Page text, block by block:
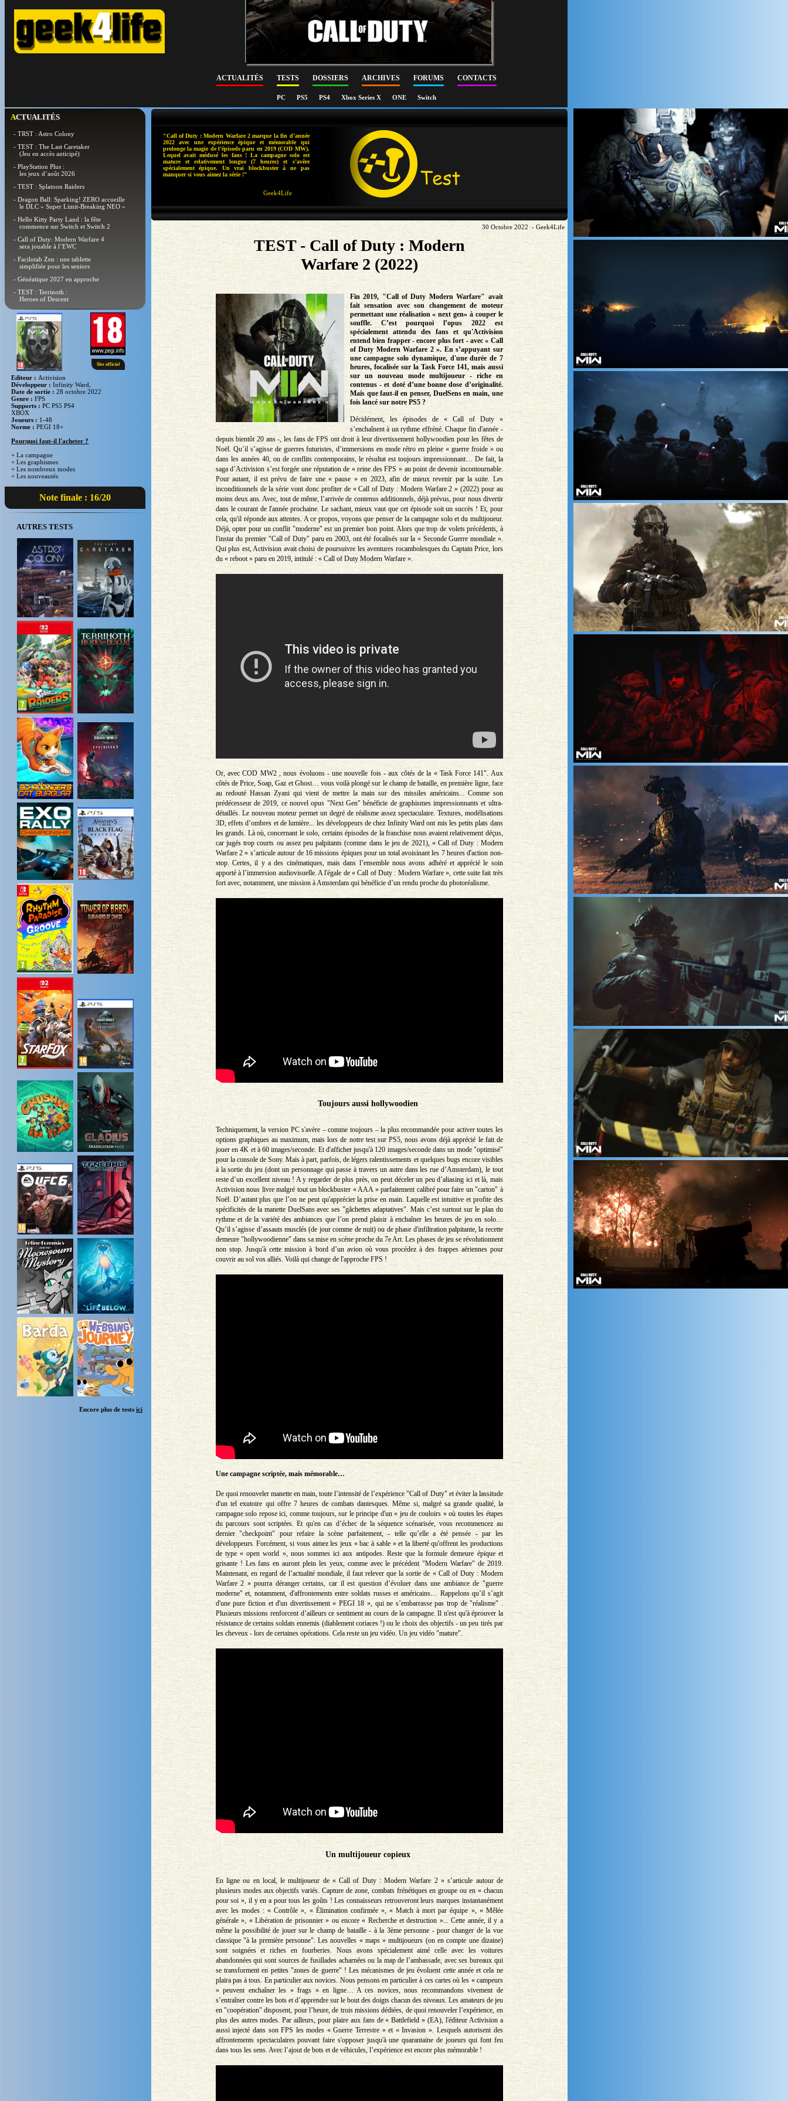
ACTUALITÉS TESTS DOSSIERS ARCHIVES FORUMS CONTACTS
PC PS5 PS4 Xbox Series X ONE Switch
ACTUALITÉS
- TRST : Astro Colony
- TEST : The Last Caretaker
(Jeu en accès anticipé)
- PlayStation Plus :
les jeux d’août 2026
- TEST : Splatoon Raiders
- Dragon Ball: Sparking! ZERO accueille
le DLC « Super Limit-Breaking NEO »
- Hello Kitty Party Land : la fête
commence sur Switch et Switch 2
- Call of Duty: Modern Warfare 4
sera jouable à l’EWC
- Facilotab Zen : une tablette
simplifiée pour les seniors
- Généatique 2027 en approche
- TEST : Terrinoth :
Heroes of Descent
Site officiel
Editeur : Activision
Développeur :Infinity Ward,
Date de sortie :28 octobre 2022
Genre :FPS
Supports :PC PS5 PS4
XBOX
Joueurs : 1-48
Norme :PEGI 18+
Pourquoi faut-il l'acheter ?
+ La campagne
+ Les graphismes
+ Les nombreux modes
+ Les nouveautés
Note finale : 16/20
AUTRES TESTS
Encore plus de tests ici
"Call of Duty : Modern Warfare 2 marque la fin d’année
2022 avec une expérience épique et mémorable qui
prolonge la magie de l’épisode paru en 2019 (COD MW).
Lequel avait médusé les fans ! La campagne solo est
mature et relativement longue (7 heures) et s’avère
spécialement épique. Un vrai blockbuster à ne pas
manquer si vous aimez la série !"
Geek4Life
30 Octobre 2022 - Geek4Life
TEST - Call of Duty : Modern
Warfare 2 (2022)
Fin 2019, "Call of Duty Modern Warfare" avait
fait sensation avec son changement de moteur
permettant une réalisation « next gen» à couper le
souffle. C’est pourquoi l’opus 2022 est
spécialement attendu des fans et qu'Activision
entend bien frapper - encore plus fort - avec « Call
of Duty Modern Warfare 2 ». En s’appuyant sur
une campagne solo dynamique, d'une durée de 7
heures, focalisée sur la Task Force 141, mais aussi
sur un nouveau mode multijoueur - riche en
contenus - et doté d’une bonne dose d’originalité.
Mais que faut-il en penser, DuelSens en main, une
fois lancé sur notre PS5 ?
Décidément, les épisodes de « Call of Duty »
s’enchaînent à un rythme effréné. Chaque fin d'année -
depuis bientôt 20 ans -, les fans de FPS ont droit à leur divertissement hollywoodien pour les fêtes de
Noël. Qu’il s’agisse de guerres futuristes, d’immersions en mode rétro en pleine « guerre froide » ou
dans les années 40, ou de conflits contemporains, le résultat est toujours impressionnant… De fait, la
saga d’Activision s’est forgée une réputation de « reine des FPS » au point de devenir incontournable.
Pour autant, il est prévu de faire une « pause » en 2023, afin de mieux revenir par la suite. Les
inconditionnels de la série vont donc profiter de « Call of Duty : Modern Warfare 2 » (2022) pour au
moins deux ans. Avec, tout de même, l’arrivée de contenus additionnels, déjà prévus, pour nous divertir
dans le courant de l'année prochaine. Le sachant, mieux vaut que cet épisode soit un succès ! Et, pour
cela, qu'il réponde aux attentes. A ce propos, voyons que penser de la campagne solo et du multijoueur.
Déjà, opter pour un conflit "moderne" est un premier bon point. Alors que trop de volets précédents, à
l'instar du premier "Call of Duty" paru en 2003, ont été focalisés sur la « Seconde Guerre mondiale ».
Qui plus est, Activision avait choisi de poursuivre les aventures rocambolesques du Captain Price, lors
du « reboot » paru en 2019, intitulé : « Call of Duty Modern Warfare ».
Or, avec COD MW2 , nous évoluons - une nouvelle fois - aux côtés de la « Task Force 141". Aux
côtés de Price, Soap, Gaz et Ghost… vous voilà plongé sur le champ de bataille, en première ligne, face
au redouté Hassan Zyani qui vient de mettre la main sur des missiles américains... Comme son
prédécesseur de 2019, ce nouvel opus "Next Gen" bénéficie de graphismes impressionnants et ultra-
détaillés. Le nouveau moteur permet un degré de réalisme assez spectaculaire. Textures, modélisations
3D, effets d’ombres et de lumière... les développeurs de chez Infinity Ward ont mis les petits plats dans
les grands. Là où, concernant le solo, certains épisodes de la franchise nous avaient relativement déçus,
car jugés trop courts ou assez peu palpitants (comme dans le jeu de 2021), « Call of Duty : Modern
Warfare 2 » s’articule autour de 16 missions épiques pour un total avoisinant les 7 heures d'action non-
stop. Certes, il y a des cinématiques, mais dans l’ensemble nous avons adhéré et apprécié le soin
apporté à l’immersion audiovisuelle. A l'égale de « Call of Duty : Modern Warfare », cette suite fait très
fort avec, notamment, une mission à Amsterdam qui bénéficie d’un rendu proche du photoréalisme.
Toujours aussi hollywoodien
Techniquement, la version PC s'avère – comme toujours – la plus recommandée pour activer toutes les
options graphiques au maximum, mais lors de notre test sur PS5, nous avons déjà apprécié le fait de
jouer en 4K et à 60 images/seconde. Et d'afficher jusqu'à 120 images/seconde dans un mode "optimisé"
pour la console de Sony. Mais à part, parfois, de légers ralentissements et quelques bugs encore visibles
à la sortie du jeu (dont un personnage qui passe à travers un autre dans les rue d’Amsterdam), le tout
reste d’un excellent niveau ! A y regarder de plus près, on peut déceler un peu d’aliasing ici et là, mais
Activision nous livre malgré tout un blockbuster « AAA » parfaitement calibré pour faire un "carton" à
Noël. D’autant plus que l’on ne peut qu'apprécier la prise en main. Laquelle est intuitive et profite des
spécificités de la manette DuelSans avec ses "gâchettes adaptatives". Mais c’est surtout sur le plan du
rythme et de la variété des ambiances que l’on prend plaisir à enchaîner les heures de jeu en solo…
Qu’il s’agisse d’assauts musclés (de jour comme de nuit) ou de phase d'infiltration palpitante, la recette
demeure "hollywoodienne" dans sa mise en scène proche du 7e Art. Les phases de jeu se révolutionnent
non stop. Jusqu'à cette mission à bord d’un avion où vous procédez à des frappes aériennes pour
couvrir au sol vos alliés. Voilà qui change de l'approche FPS !
Une campagne scriptée, mais mémorable…
De quoi renouveler manette en main, toute l’intensité de l’expérience "Call of Duty" et éviter la lassitude
d'un tel exutoire qui offre 7 heures de combats dantesques. Même si, malgré sa grande qualité, la
campagne solo repose ici, comme toujours, sur le principe d'un « jeu de couloirs » où toutes les étapes
du parcours sont scriptées. Et qu'en cas d’échec de la séquence scénarisée, vous recommencez au
dernier "checkpoint" pour refaire la scène parfaitement, - telle qu’elle a été pensée - par les
développeurs. Forcément, si vous aimez les jeux « bac à sable » et la liberté qu'offrent les productions
de type « open world », nous sommes ici aux antipodes. Reste que la formule demeure épique et
grisante ! Les fans en auront plein les yeux, comme avec le précédent "Modern Warfare" de 2019.
Maintenant, en regard de l’actualité mondiale, il faut relever que la sortie de « Call of Duty : Modern
Warfare 2 » pourra déranger certains, car il est question d’évoluer dans une ambiance de "guerre
moderne" et, notamment, d'affrontements entre soldats russes et américains… Rappelons qu’il s’agit
d'une pure fiction et d'un divertissement « PEGI 18 », qui ne s’embarrasse pas trop de "réalisme" .
Plusieurs missions renforcent d’ailleurs ce sentiment au cours de la campagne. Il n'est qu'à éprouver la
résistance de certains soldats ennemis (diablement coriaces !) ou le choix des objectifs - un peu tirés par
les cheveux - lors de certaines opérations. Cela reste un jeu vidéo. Un jeu vidéo "mature".
Un multijoueur copieux
En ligne ou en local, le multijoueur de « Call of Duty : Modern Warfare 2 » s’articule autour de
plusieurs modes aux objectifs variés. Capture de zone, combats frénétiques en groupe ou en « chacun
pour soi », il y en a pour tous les goûts ! Les connaisseurs retrouveront leurs marques instantanément
avec les modes : « Contrôle », « Élimination confirmée », « Match à mort par équipe », « Mêlée
générale », « Libération de prisonnier » ou encore « Recherche et destruction »... Cette année, il y a
même la possibilité de jouer sur le champ de bataille - à la 3ème personne - pour changer de la vue
classique "à la première personne". Les nouvelles « maps » multijoueurs (on en compte une dizaine)
sont soignées et riches en fourberies. Nous avons spécialement aimé celle avec les voitures
abandonnées qui sont sources de fusillades acharnées ou la map de l’ambassade, avec ses bureaux qui
se transforment en petites "zones de guerre" ! Les mécanismes de jeu évoluent cette année et cela ne
plaira pas à tous. En particulier aux novices. Nous pensons en particulier à ces cartes où les « campeurs
» peuvent enchaîner les « frags » en ligne… A ces novices, nous recommandons vivement de
s’entraîner contre les bots et d’apprendre sur le bout des doigts chacun des niveaux. Les amateurs de jeu
en "coopération" disposent, pour l’heure, de trois missions dédiées, de quoi renouveler l’expérience, en
plus des autres modes. Par ailleurs, pour plaire aux fans de « Battlefield » (EA), l'éditeur Activision a
aussi injecté dans son FPS les modes « Guerre Terrestre » et « Invasion ». Lesquels autorisent des
affrontements spectaculaires pouvant faire s'opposer jusqu'à une quarantaine de joueurs qui font feu
dans tous les sens. Avec l’ajout de bots et de véhicules, l’expérience est encore plus mémorable !